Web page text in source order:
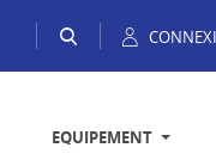
EQUIPEMENT